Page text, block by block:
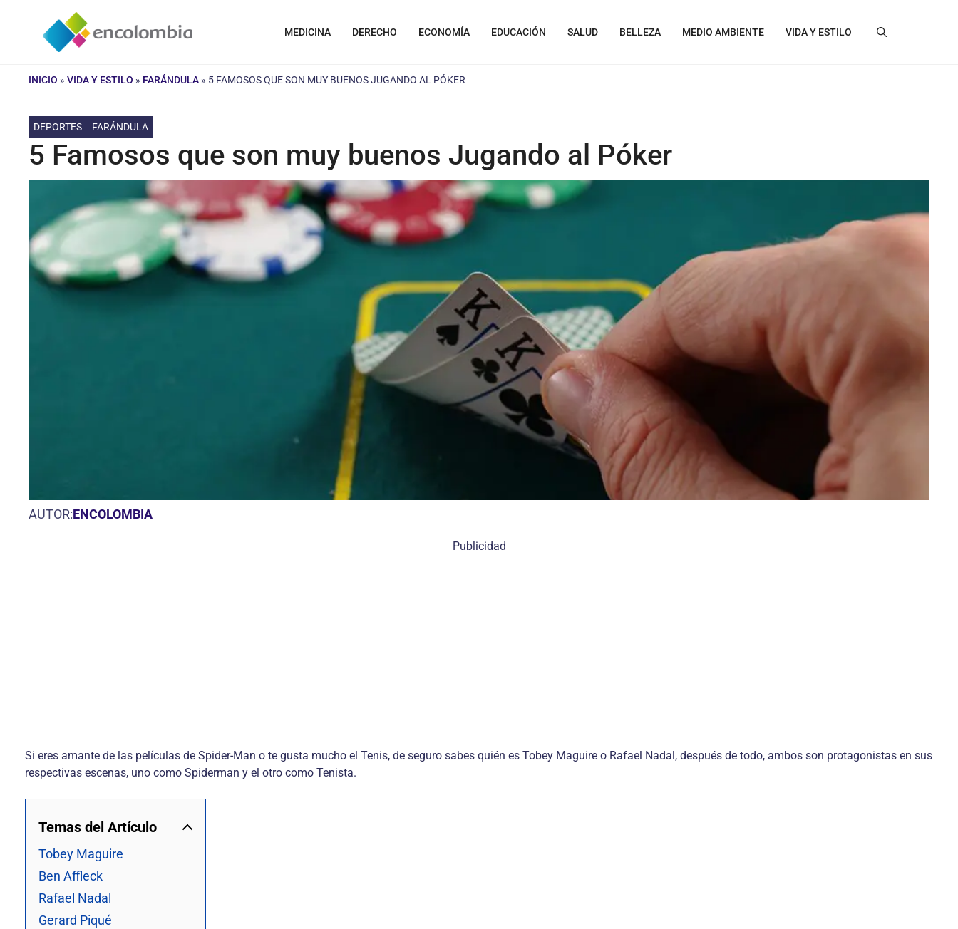
contenido
MEDICINA DERECHO ECONOMÍA EDUCACIÓN SALUD BELLEZA MEDIO AMBIENTE VIDA Y ESTILO
INICIO » VIDA Y ESTILO » FARÁNDULA » 5 FAMOSOS QUE SON MUY BUENOS JUGANDO AL PÓKER
DEPORTES FARÁNDULA
5 Famosos que son muy buenos Jugando al Póker
AUTOR:ENCOLOMBIA
Publicidad
Si eres amante de las películas de Spider-Man o te gusta mucho el Tenis, de seguro sabes quién es Tobey Maguire o Rafael Nadal, después de todo, ambos son protagonistas en sus
respectivas escenas, uno como Spiderman y el otro como Tenista.
Temas del Artículo
Tobey Maguire
Ben Affleck
Rafael Nadal
Gerard Piqué